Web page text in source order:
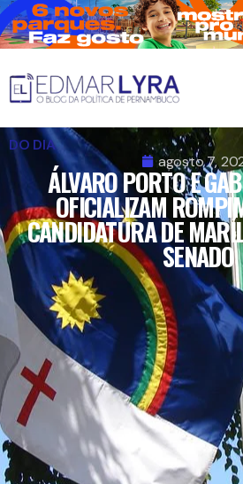
DO DIA
agosto 7,
ÁLVARO PORTO E
OFICIALIZAM
CANDIDATURA DE
SENADO